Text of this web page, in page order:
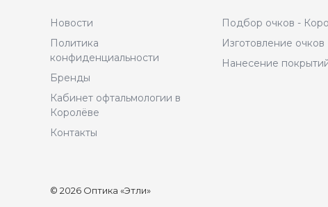
Новости
Политика
конфиденциальности
Бренды
Кабинет офтальмологии в
Королёве
Контакты
Подбор очков -
Изготовление очков
Нанесение
© 2026 Оптика «Этли»